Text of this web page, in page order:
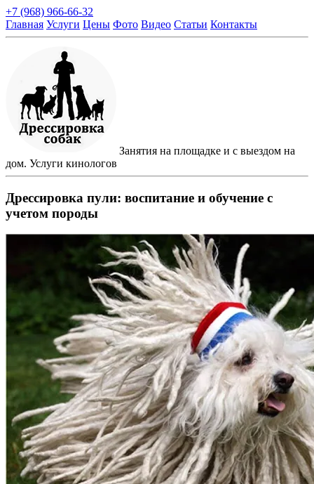
+7 (968) 966-66-32
Главная Услуги Цены Фото Видео Статьи Контакты
Занятия на площадке и с выездом на
дом. Услуги кинологов
Дрессировка пули: воспитание и обучение с
учетом породы